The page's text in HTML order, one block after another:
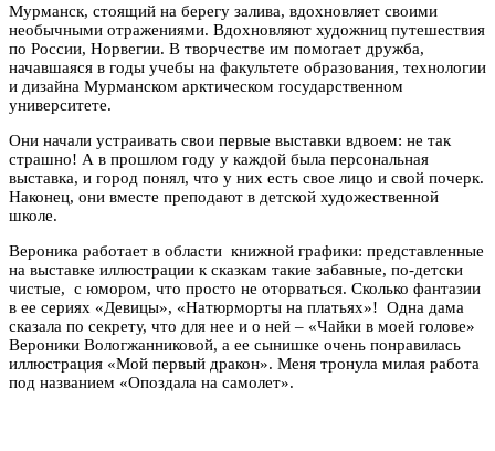
Мурманск, стоящий на берегу залива, вдохновляет своими
необычными отражениями. Вдохновляют художниц путешествия
по России, Норвегии. В творчестве им помогает дружба,
начавшаяся в годы учебы на факультете образования, технологии
и дизайна Мурманском арктическом государственном
университете.
Они начали устраивать свои первые выставки вдвоем: не так
страшно! А в прошлом году у каждой была персональная
выставка, и город понял, что у них есть свое лицо и свой почерк.
Наконец, они вместе преподают в детской художественной
школе.
Вероника работает в области книжной графики: представленные
на выставке иллюстрации к сказкам такие забавные, по-детски
чистые, с юмором, что просто не оторваться. Сколько фантазии
в ее сериях «Девицы», «Натюрморты на платьях»! Одна дама
сказала по секрету, что для нее и о ней – «Чайки в моей голове»
Вероники Вологжанниковой, а ее сынишке очень понравилась
иллюстрация «Мой первый дракон». Меня тронула милая работа
под названием «Опоздала на самолет».